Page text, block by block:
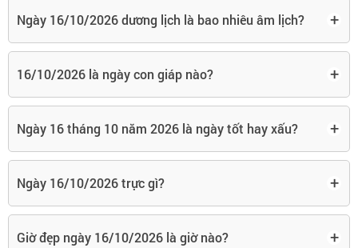
Ngày 16/10/2026 dương lịch là bao nhiêu âm lịch? +
16/10/2026 là ngày con giáp nào? +
Ngày 16 tháng 10 năm 2026 là ngày tốt hay xấu? +
Ngày 16/10/2026 trực gì? +
Giờ đẹp ngày 16/10/2026 là giờ nào? +